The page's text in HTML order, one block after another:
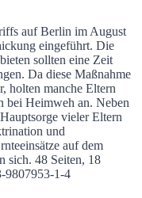
auf Berlin im August
eingeführt. Die
sollten eine Zeit
Da diese Maßnahme
holten manche Eltern
bei Heimweh an. Neben
vieler Eltern
und
auf dem
sich. 48 Seiten, 18
9807953-1-4